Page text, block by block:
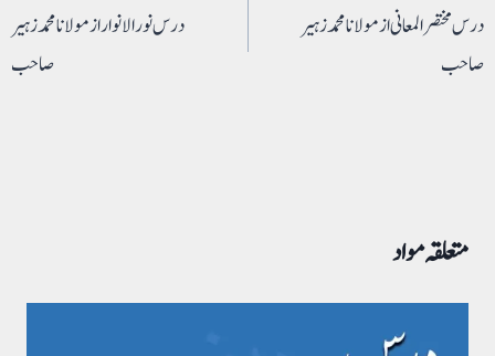
کی
نیویگیشن
درس مختصر المعانی از مولانا محمد زہیر
صاحب
درس نور الانوار از مولانا محمد زہیر
صاحب
متعلقہ مواد